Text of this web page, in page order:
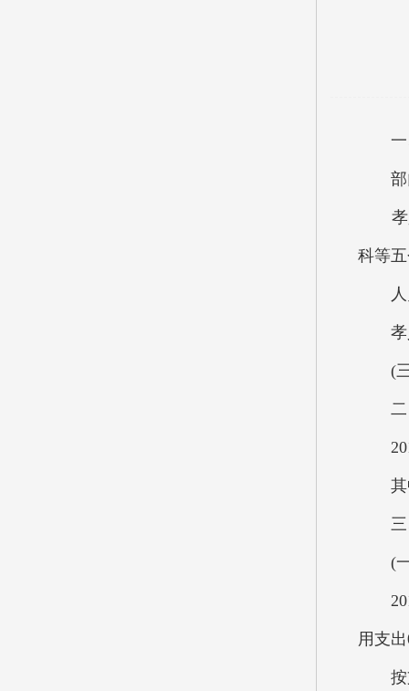
一
部门
孝义
科等
人
孝义
(三)
二
2017
其中
三
(一
2017
用支
按支